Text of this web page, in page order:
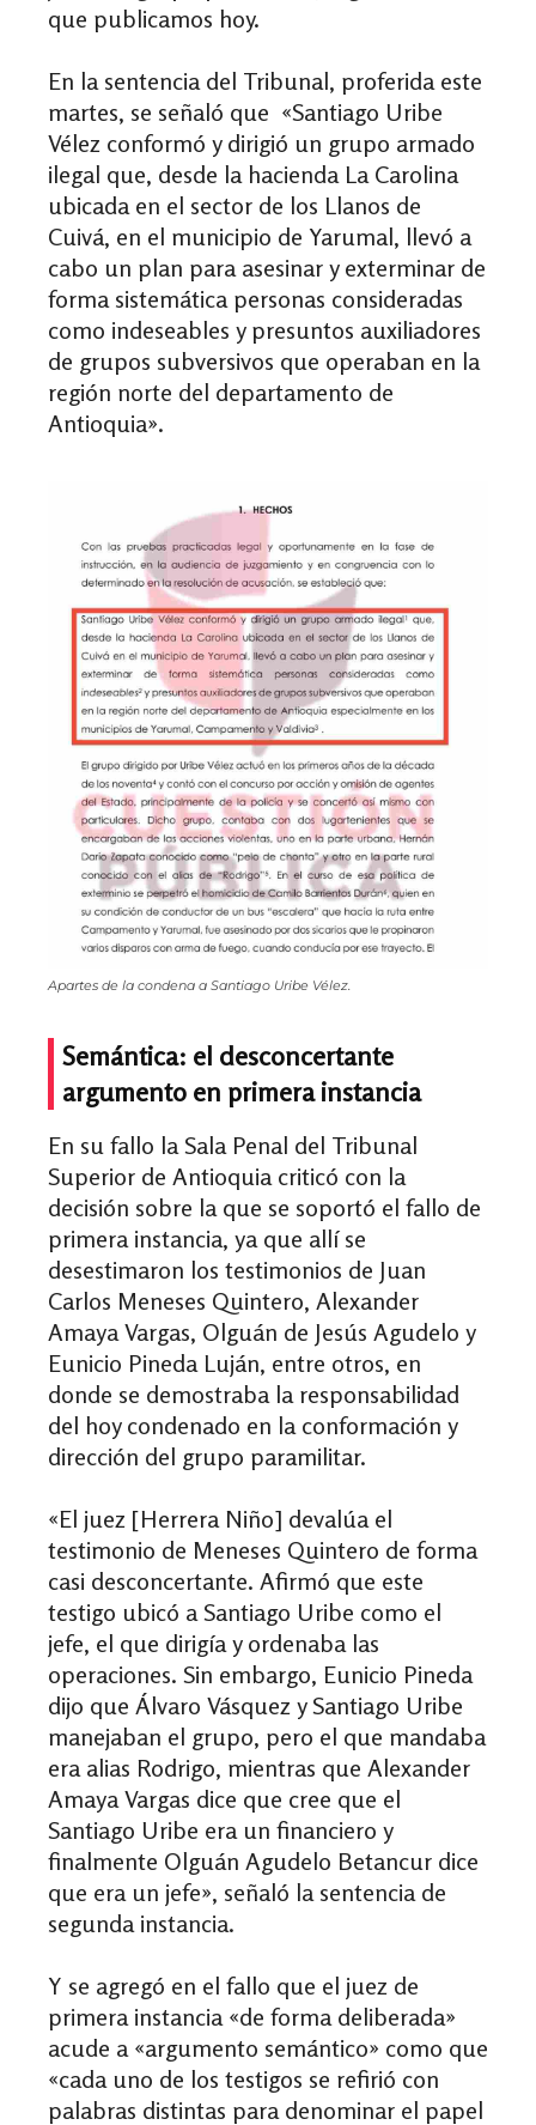
que publicamos hoy.
En la sentencia del Tribunal, proferida este
martes, se señaló que «Santiago Uribe
Vélez conformó y dirigió un grupo armado
ilegal que, desde la hacienda La Carolina
ubicada en el sector de los Llanos de
Cuivá, en el municipio de Yarumal, llevó a
cabo un plan para asesinar y exterminar de
forma sistemática personas consideradas
como indeseables y presuntos auxiliadores
de grupos subversivos que operaban en la
región norte del departamento de
Antioquia».
Apartes de la condena a Santiago Uribe Vélez.
Semántica: el desconcertante
argumento en primera instancia
En su fallo la Sala Penal del Tribunal
Superior de Antioquia criticó con la
decisión sobre la que se soportó el fallo de
primera instancia, ya que allí se
desestimaron los testimonios de Juan
Carlos Meneses Quintero, Alexander
Amaya Vargas, Olguán de Jesús Agudelo y
Eunicio Pineda Luján, entre otros, en
donde se demostraba la responsabilidad
del hoy condenado en la conformación y
dirección del grupo paramilitar.
«El juez [Herrera Niño] devalúa el
testimonio de Meneses Quintero de forma
casi desconcertante. Afirmó que este
testigo ubicó a Santiago Uribe como el
jefe, el que dirigía y ordenaba las
operaciones. Sin embargo, Eunicio Pineda
dijo que Álvaro Vásquez y Santiago Uribe
manejaban el grupo, pero el que mandaba
era alias Rodrigo, mientras que Alexander
Amaya Vargas dice que cree que el
Santiago Uribe era un financiero y
finalmente Olguán Agudelo Betancur dice
que era un jefe», señaló la sentencia de
segunda instancia.
Y se agregó en el fallo que el juez de
primera instancia «de forma deliberada»
acude a «argumento semántico» como que
«cada uno de los testigos se refirió con
palabras distintas para denominar el papel